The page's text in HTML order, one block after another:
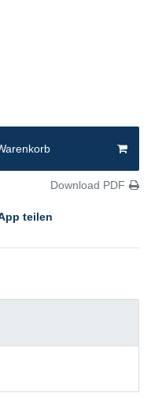
Download PDF
teilen